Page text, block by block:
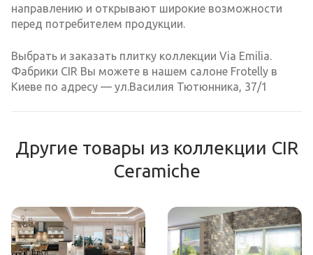
направлению и открывают широкие возможности
перед потребителем продукции.
Выбрать и заказать плитку коллекции Via Emilia.
Фабрики CIR Вы можете в нашем салоне Frotelly в
Киеве по адресу — ул.Василия Тютюнника, 37/1
Другие товары из коллекции CIR
Ceramiche